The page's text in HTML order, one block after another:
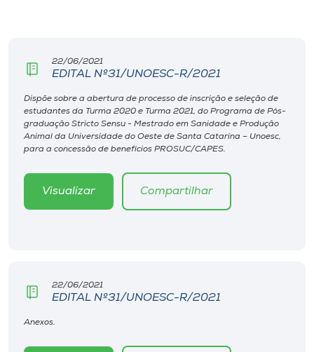
Editora
Rádio
Museu
Selecione
o idioma
22/06/2021
EDITAL Nº31/UNOESC-R/2021
Dispõe sobre a abertura de processo de inscrição e seleção de
estudantes da Turma 2020 e Turma 2021, do Programa de Pós-
graduação Stricto Sensu - Mestrado em Sanidade e Produção
Animal da Universidade do Oeste de Santa Catarina – Unoesc,
para a concessão de benefícios PROSUC/CAPES.
Visualizar Compartilhar
22/06/2021
EDITAL Nº31/UNOESC-R/2021
Anexos.